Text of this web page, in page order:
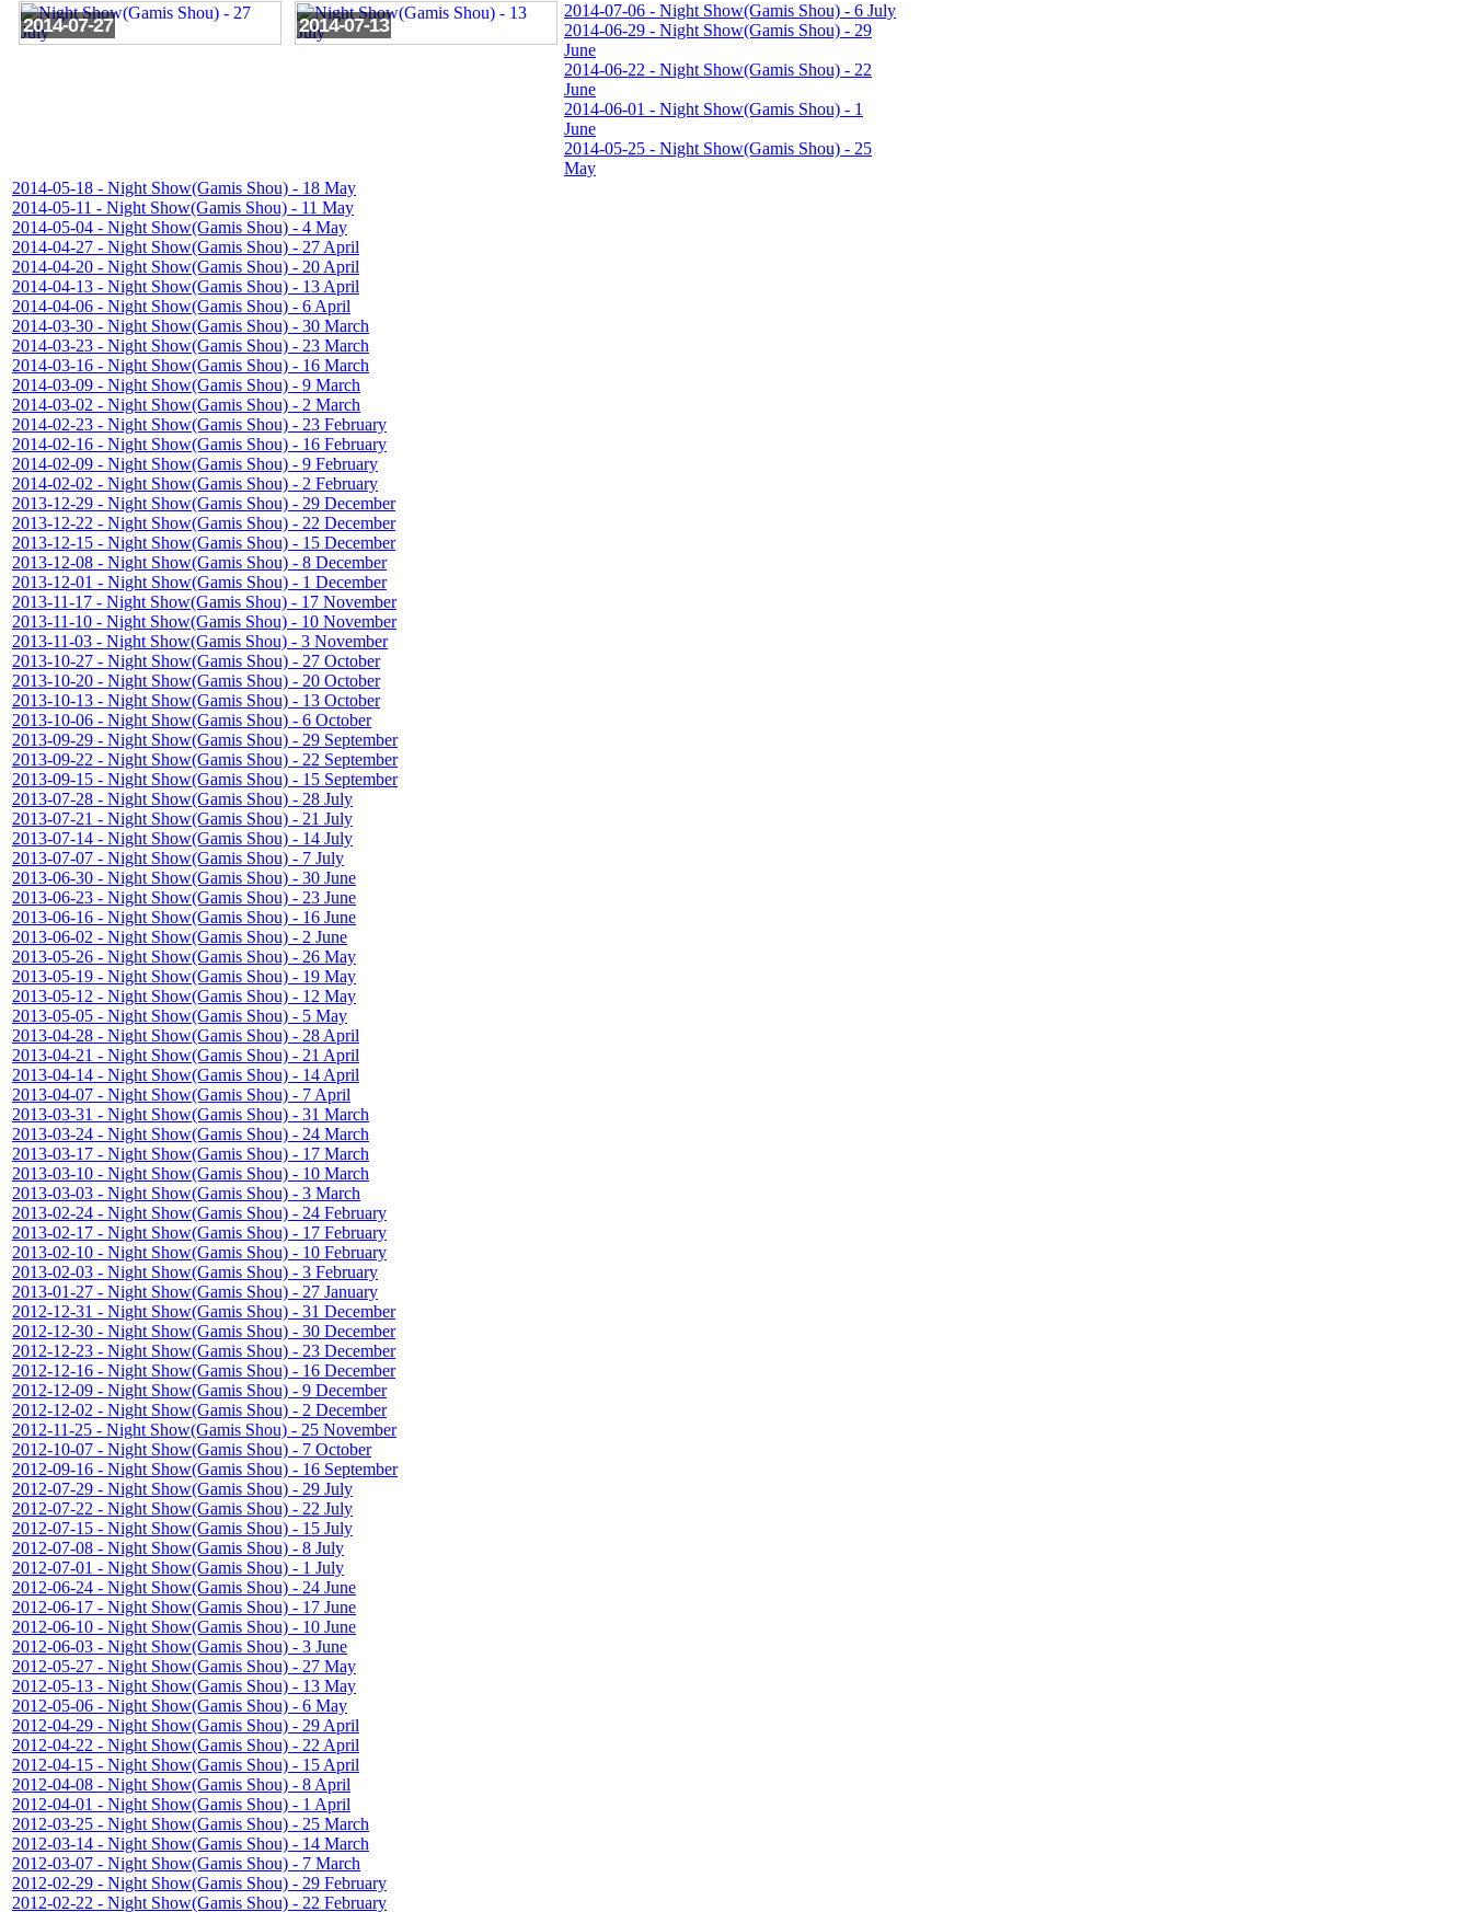
2014-07-27 2014-07-13
2014-07-06 - Night Show(Gamis Shou) - 6 July
2014-06-29 - Night Show(Gamis Shou) - 29
June
2014-06-22 - Night Show(Gamis Shou) - 22
June
2014-06-01 - Night Show(Gamis Shou) - 1
June
2014-05-25 - Night Show(Gamis Shou) - 25
May
2014-05-18 - Night Show(Gamis Shou) - 18 May
2014-05-11 - Night Show(Gamis Shou) - 11 May
2014-05-04 - Night Show(Gamis Shou) - 4 May
2014-04-27 - Night Show(Gamis Shou) - 27 April
2014-04-20 - Night Show(Gamis Shou) - 20 April
2014-04-13 - Night Show(Gamis Shou) - 13 April
2014-04-06 - Night Show(Gamis Shou) - 6 April
2014-03-30 - Night Show(Gamis Shou) - 30 March
2014-03-23 - Night Show(Gamis Shou) - 23 March
2014-03-16 - Night Show(Gamis Shou) - 16 March
2014-03-09 - Night Show(Gamis Shou) - 9 March
2014-03-02 - Night Show(Gamis Shou) - 2 March
2014-02-23 - Night Show(Gamis Shou) - 23 February
2014-02-16 - Night Show(Gamis Shou) - 16 February
2014-02-09 - Night Show(Gamis Shou) - 9 February
2014-02-02 - Night Show(Gamis Shou) - 2 February
2013-12-29 - Night Show(Gamis Shou) - 29 December
2013-12-22 - Night Show(Gamis Shou) - 22 December
2013-12-15 - Night Show(Gamis Shou) - 15 December
2013-12-08 - Night Show(Gamis Shou) - 8 December
2013-12-01 - Night Show(Gamis Shou) - 1 December
2013-11-17 - Night Show(Gamis Shou) - 17 November
2013-11-10 - Night Show(Gamis Shou) - 10 November
2013-11-03 - Night Show(Gamis Shou) - 3 November
2013-10-27 - Night Show(Gamis Shou) - 27 October
2013-10-20 - Night Show(Gamis Shou) - 20 October
2013-10-13 - Night Show(Gamis Shou) - 13 October
2013-10-06 - Night Show(Gamis Shou) - 6 October
2013-09-29 - Night Show(Gamis Shou) - 29 September
2013-09-22 - Night Show(Gamis Shou) - 22 September
2013-09-15 - Night Show(Gamis Shou) - 15 September
2013-07-28 - Night Show(Gamis Shou) - 28 July
2013-07-21 - Night Show(Gamis Shou) - 21 July
2013-07-14 - Night Show(Gamis Shou) - 14 July
2013-07-07 - Night Show(Gamis Shou) - 7 July
2013-06-30 - Night Show(Gamis Shou) - 30 June
2013-06-23 - Night Show(Gamis Shou) - 23 June
2013-06-16 - Night Show(Gamis Shou) - 16 June
2013-06-02 - Night Show(Gamis Shou) - 2 June
2013-05-26 - Night Show(Gamis Shou) - 26 May
2013-05-19 - Night Show(Gamis Shou) - 19 May
2013-05-12 - Night Show(Gamis Shou) - 12 May
2013-05-05 - Night Show(Gamis Shou) - 5 May
2013-04-28 - Night Show(Gamis Shou) - 28 April
2013-04-21 - Night Show(Gamis Shou) - 21 April
2013-04-14 - Night Show(Gamis Shou) - 14 April
2013-04-07 - Night Show(Gamis Shou) - 7 April
2013-03-31 - Night Show(Gamis Shou) - 31 March
2013-03-24 - Night Show(Gamis Shou) - 24 March
2013-03-17 - Night Show(Gamis Shou) - 17 March
2013-03-10 - Night Show(Gamis Shou) - 10 March
2013-03-03 - Night Show(Gamis Shou) - 3 March
2013-02-24 - Night Show(Gamis Shou) - 24 February
2013-02-17 - Night Show(Gamis Shou) - 17 February
2013-02-10 - Night Show(Gamis Shou) - 10 February
2013-02-03 - Night Show(Gamis Shou) - 3 February
2013-01-27 - Night Show(Gamis Shou) - 27 January
2012-12-31 - Night Show(Gamis Shou) - 31 December
2012-12-30 - Night Show(Gamis Shou) - 30 December
2012-12-23 - Night Show(Gamis Shou) - 23 December
2012-12-16 - Night Show(Gamis Shou) - 16 December
2012-12-09 - Night Show(Gamis Shou) - 9 December
2012-12-02 - Night Show(Gamis Shou) - 2 December
2012-11-25 - Night Show(Gamis Shou) - 25 November
2012-10-07 - Night Show(Gamis Shou) - 7 October
2012-09-16 - Night Show(Gamis Shou) - 16 September
2012-07-29 - Night Show(Gamis Shou) - 29 July
2012-07-22 - Night Show(Gamis Shou) - 22 July
2012-07-15 - Night Show(Gamis Shou) - 15 July
2012-07-08 - Night Show(Gamis Shou) - 8 July
2012-07-01 - Night Show(Gamis Shou) - 1 July
2012-06-24 - Night Show(Gamis Shou) - 24 June
2012-06-17 - Night Show(Gamis Shou) - 17 June
2012-06-10 - Night Show(Gamis Shou) - 10 June
2012-06-03 - Night Show(Gamis Shou) - 3 June
2012-05-27 - Night Show(Gamis Shou) - 27 May
2012-05-13 - Night Show(Gamis Shou) - 13 May
2012-05-06 - Night Show(Gamis Shou) - 6 May
2012-04-29 - Night Show(Gamis Shou) - 29 April
2012-04-22 - Night Show(Gamis Shou) - 22 April
2012-04-15 - Night Show(Gamis Shou) - 15 April
2012-04-08 - Night Show(Gamis Shou) - 8 April
2012-04-01 - Night Show(Gamis Shou) - 1 April
2012-03-25 - Night Show(Gamis Shou) - 25 March
2012-03-14 - Night Show(Gamis Shou) - 14 March
2012-03-07 - Night Show(Gamis Shou) - 7 March
2012-02-29 - Night Show(Gamis Shou) - 29 February
2012-02-22 - Night Show(Gamis Shou) - 22 February